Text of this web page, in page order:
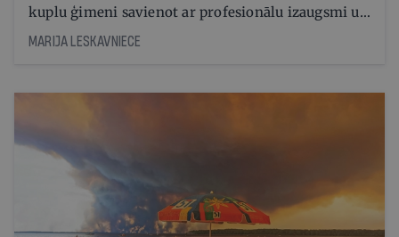
kuplu ģimeni savienot ar profesionālu izaugsmi un
tikt pāri arī ļoti smagiem dzīves pārbaudījumiem
MARIJA LESKAVNIECE